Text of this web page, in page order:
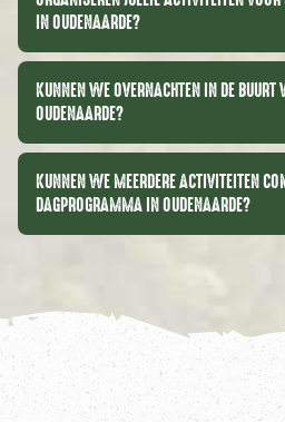
IN OUDENAARDE?
KUNNEN WE OVERNACHTEN IN DE
OUDENAARDE?
KUNNEN WE MEERDERE ACTIVITEITEN
DAGPROGRAMMA IN OUDENAARDE?